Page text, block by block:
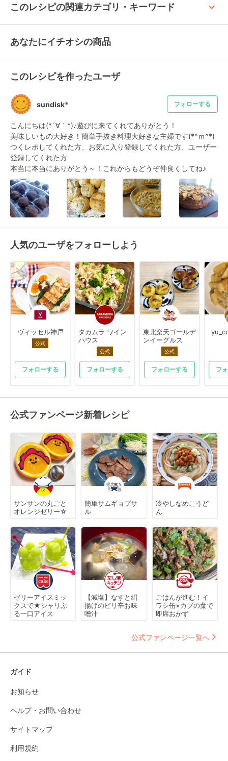
このレシピの関連カテゴリ・キーワード keyboard_arrow_up
あなたにイチオシの商品
このレシピを作ったユーザ
sundisk* フォローする
こんにちは(*´∀｀*)♪遊びに来てくれてありがとう！
美味しいもの大好き！簡単手抜き料理大好きな主婦です(*^ｍ^*)
つくレポしてくれた方、お気に入り登録してくれた方、ユーザー
登録してくれた方
本当に本当にありがとう～！これからもどうぞ仲良くしてね♪
人気のユーザをフォローしよう
ヴィッセル神戸
公式
フォローする
タカムラ ワイン
ハウス
公式
フォローする
東北楽天ゴールデ
ンイーグルス
公式
フォローする フ
公式ファンページ新着レシピ
サンサンの丸ごと
オレンジゼリー☆
簡単サムギョプサ
ル
冷やしなめこうど
ん
ゼリーアイスミッ
クスで★シャリぷ
る一口アイス
【減塩】なすと絹
揚げのピリ辛お味
噌汁
ごはんが進む！イ
ワシ缶×カブの葉で
即席おかず
公式ファンページ一覧へ
ガイド
お知らせ
ヘルプ・お問い合わせ
サイトマップ
利用規約